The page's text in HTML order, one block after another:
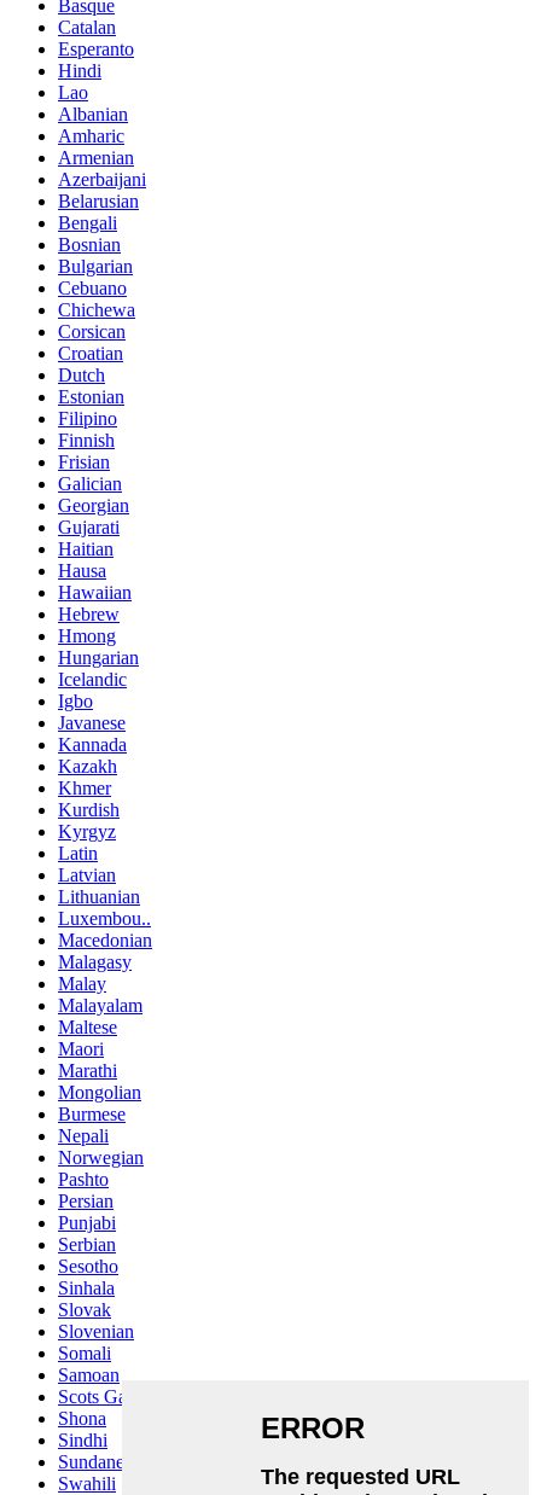
Basque
Catalan
Esperanto
Hindi
Lao
Albanian
Amharic
Armenian
Azerbaijani
Belarusian
Bengali
Bosnian
Bulgarian
Cebuano
Chichewa
Corsican
Croatian
Dutch
Estonian
Filipino
Finnish
Frisian
Galician
Georgian
Gujarati
Haitian
Hausa
Hawaiian
Hebrew
Hmong
Hungarian
Icelandic
Igbo
Javanese
Kannada
Kazakh
Khmer
Kurdish
Kyrgyz
Latin
Latvian
Lithuanian
Luxembou..
Macedonian
Malagasy
Malay
Malayalam
Maltese
Maori
Marathi
Mongolian
Burmese
Nepali
Norwegian
Pashto
Persian
Punjabi
Serbian
Sesotho
Sinhala
Slovak
Slovenian
Somali
Samoan
Scots Gaelic
Shona
Sindhi
Sundanese
Swahili